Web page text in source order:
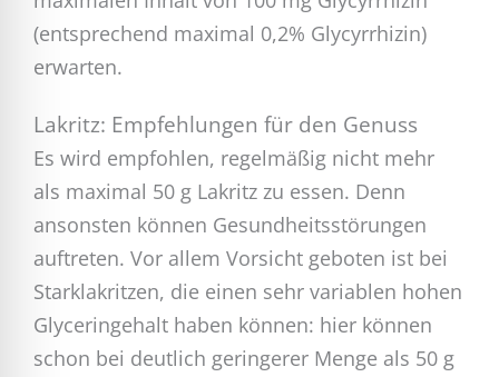
(entsprechend maximal 0,2% Glycyrrhizin)
erwarten.
Lakritz: Empfehlungen für den Genuss
Es wird empfohlen, regelmäßig nicht mehr
als maximal 50 g Lakritz zu essen. Denn
ansonsten können Gesundheitsstörungen
auftreten. Vor allem Vorsicht geboten ist bei
Starklakritzen, die einen sehr variablen hohen
Glyceringehalt haben können: hier können
schon bei deutlich geringerer Menge als 50 g